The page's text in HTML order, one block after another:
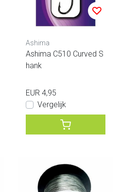
Ashima
Ashima C510 Curved S
hank
EUR 4,95
Vergelijk